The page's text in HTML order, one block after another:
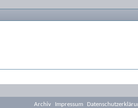
Archiv Impressum